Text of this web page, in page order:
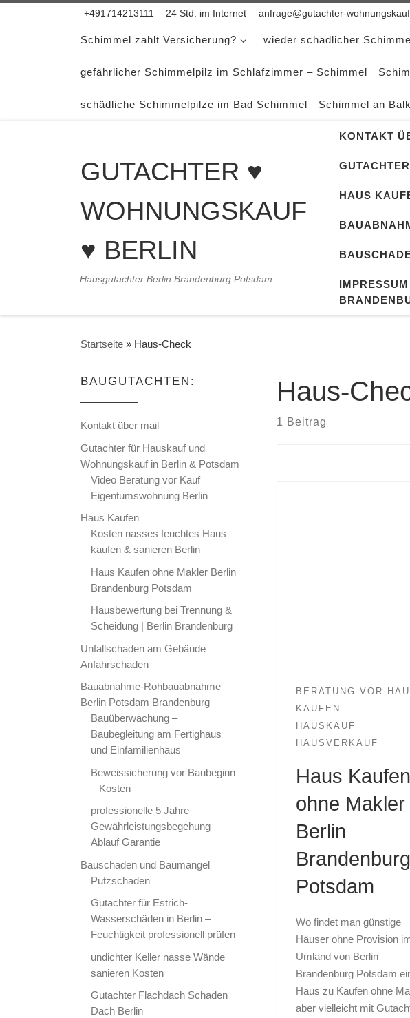
Zum Inhalt springen
+491714213111 24 Std. im Internet anfrage@gutachter-
Schimmel zahlt Versicherung? wieder schädlicher
gefährlicher Schimmelpilz im Schlafzimmer – Schimmel
schädliche Schimmelpilze im Bad Schimmel Schimmel an
GUTACHTER ♥
WOHNUNGSKAUF
♥ BERLIN
Hausgutachter Berlin Brandenburg Potsdam
KONTAKT
HAUS
Startseite » Haus-Check
Haus-
1 Beitrag
BERATUNG VOR
KAUFEN
HAUSKAUF
HAUSVERKAUF
Haus Kaufen
ohne Makler
Berlin
Brandenburg
Potsdam
Wo findet man günstige
Häuser ohne Provision
Umland von Berlin
Brandenburg Potsdam
Haus zu Kaufen ohne
aber vielleicht mit
BAUGUTACHTEN:
Kontakt über mail
Gutachter für Hauskauf und
Wohnungskauf in Berlin & Potsdam
Video Beratung vor Kauf
Eigentumswohnung Berlin
Haus Kaufen
Kosten nasses feuchtes Haus
kaufen & sanieren Berlin
Haus Kaufen ohne Makler Berlin
Brandenburg Potsdam
Hausbewertung bei Trennung &
Scheidung | Berlin Brandenburg
Unfallschaden am Gebäude
Anfahrschaden
Bauabnahme-Rohbauabnahme
Berlin Potsdam Brandenburg
Bauüberwachung –
Baubegleitung am Fertighaus
und Einfamilienhaus
Beweissicherung vor Baubeginn
– Kosten
professionelle 5 Jahre
Gewährleistungsbegehung
Ablauf Garantie
Bauschaden und Baumangel
Putzschaden
Gutachter für Estrich-
Wasserschäden in Berlin –
Feuchtigkeit professionell prüfen
undichter Keller nasse Wände
sanieren Kosten
Gutachter Flachdach Schaden
Dach Berlin